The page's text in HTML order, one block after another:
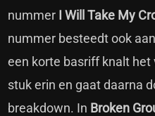
nummer I Will Take My
nummer besteedt ook
een korte basriff knalt
stuk erin en gaat daarna
breakdown. In Broken